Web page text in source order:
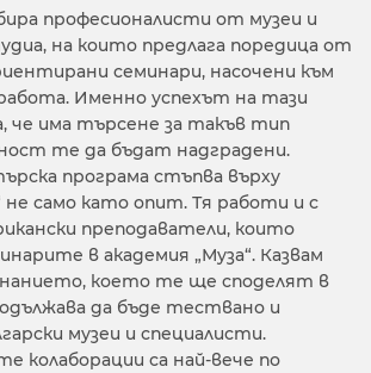
професионалисти от музеи и
на които предлага поредица от
семинари, насочени към
Именно успехът на тази
че има търсене за такъв тип
те да бъдат надградени.
програма стъпва върху
не само като опит. Тя работи и с
преподаватели, които
в академия „Муза“. Казвам
което те ще споделят в
да бъде тествано и
музеи и специалисти.
колаборации са най-вече по